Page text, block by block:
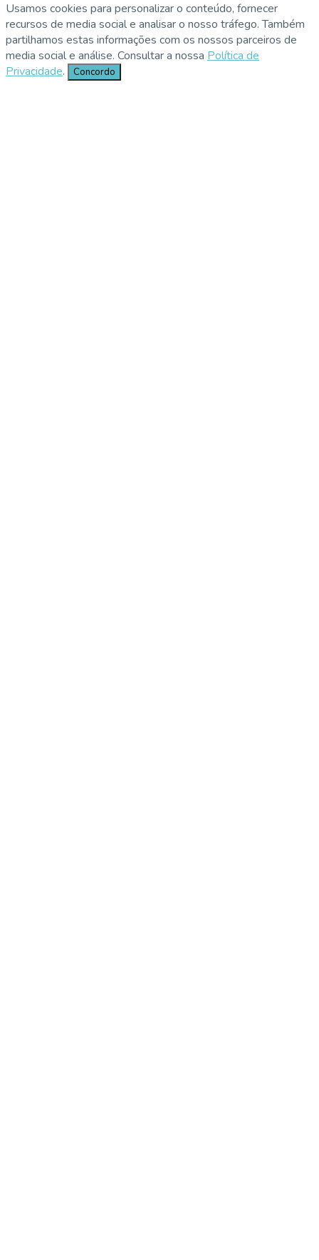
Usamos cookies para personalizar o conteúdo, fornecer
recursos de media social e analisar o nosso tráfego. Também
partilhamos estas informações com os nossos parceiros de
media social e análise. Consultar a nossa Política de
Privacidade. Concordo